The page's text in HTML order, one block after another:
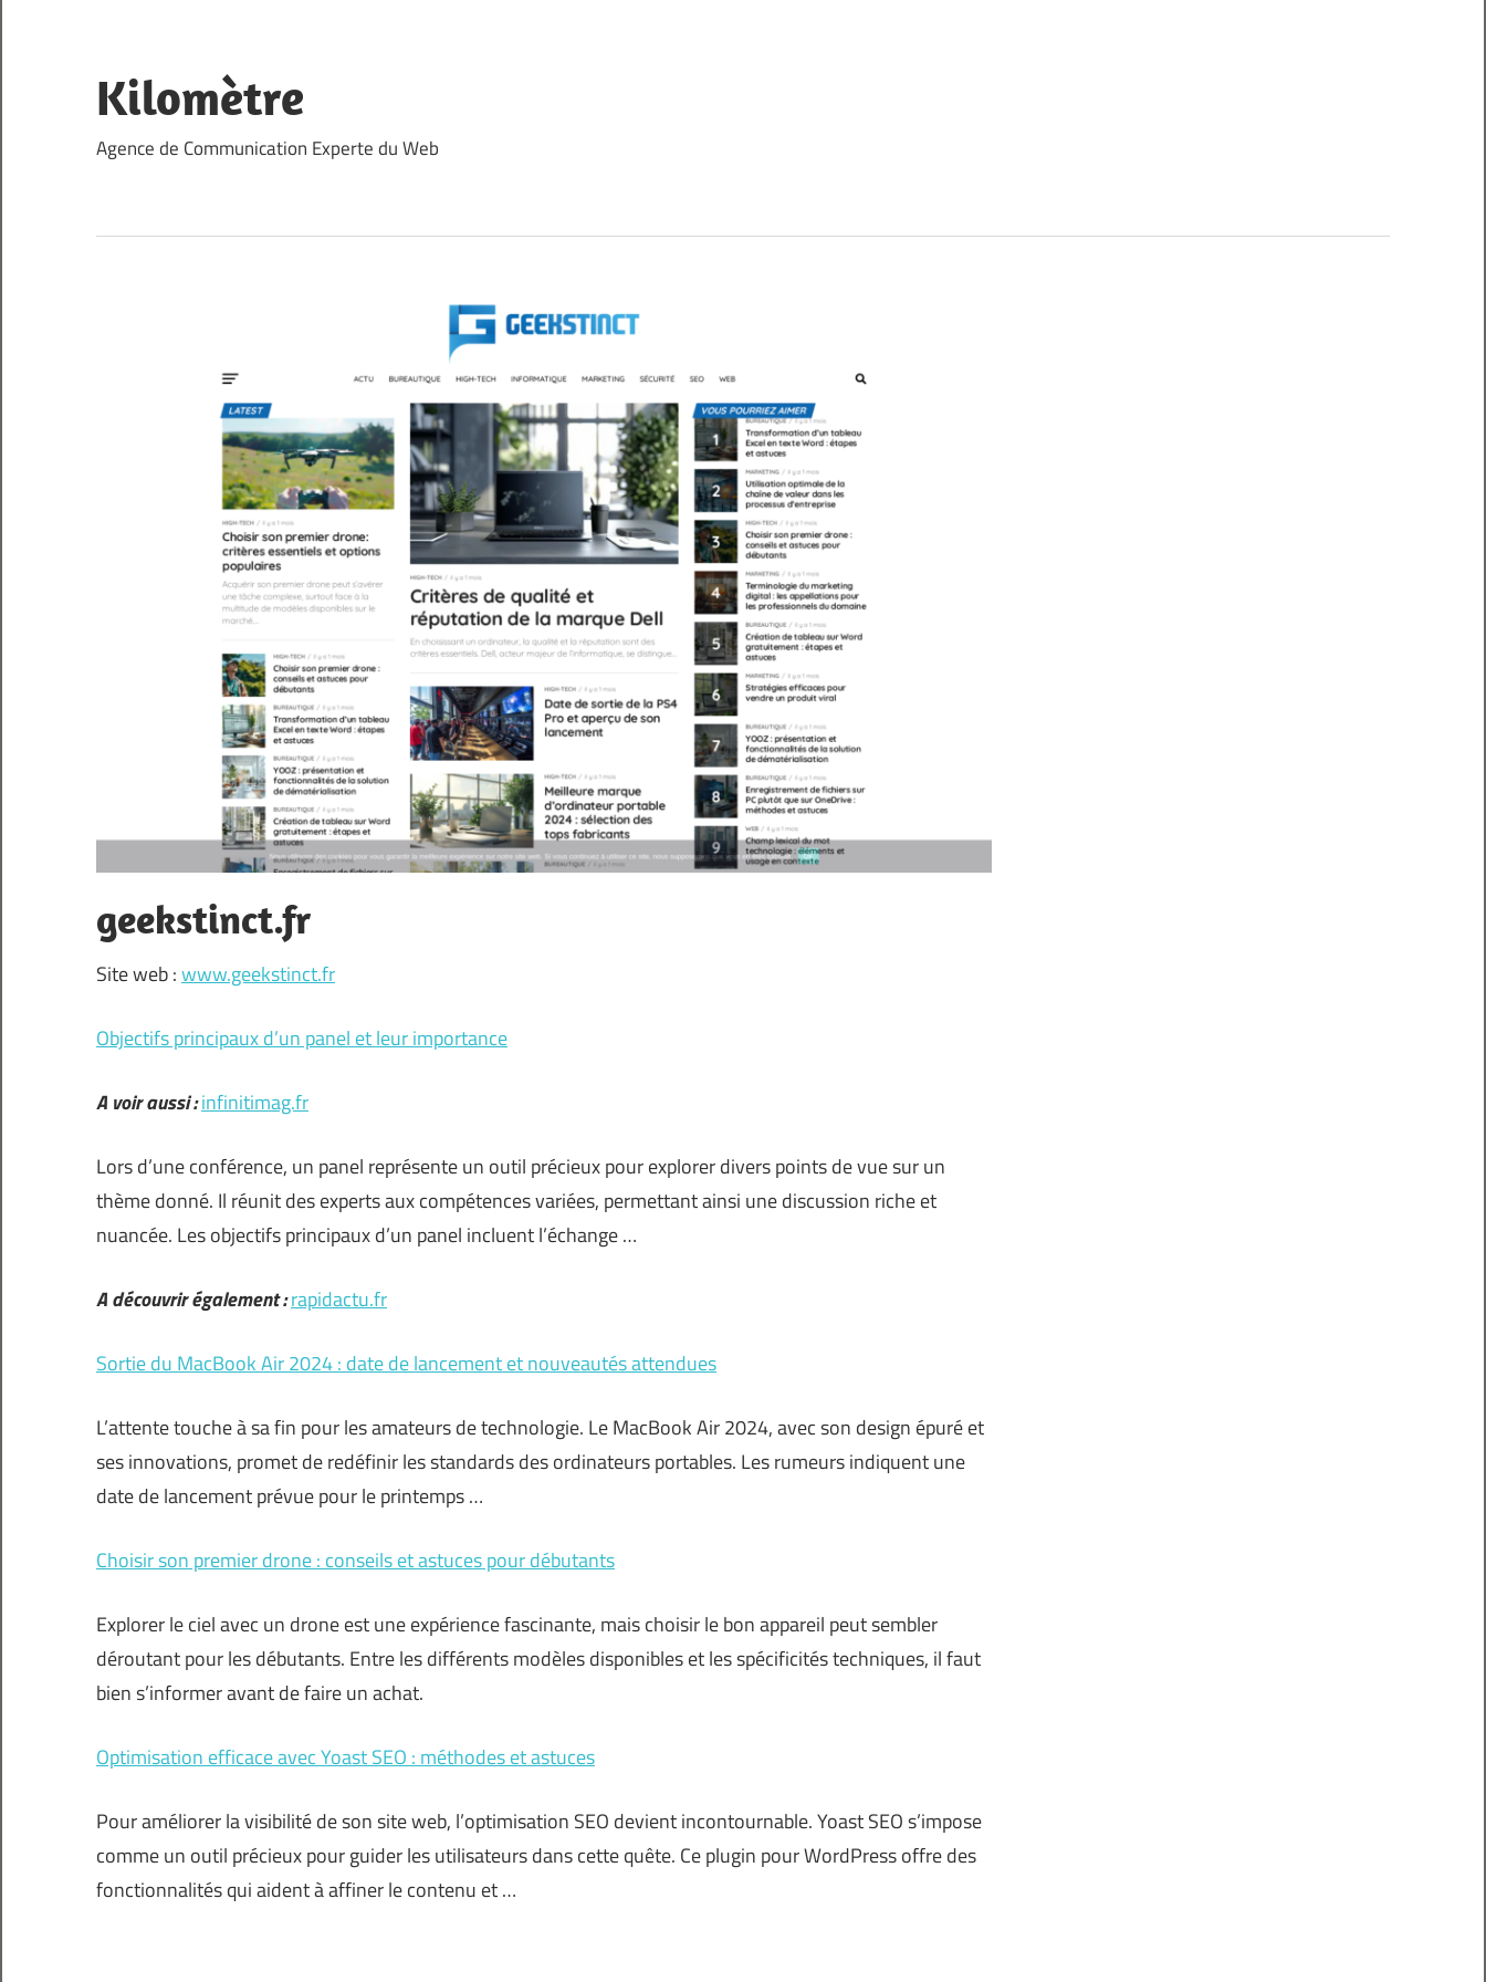
content
Kilomètre
Agence de Communication Experte du Web
geekstinct.fr
Site web :www.geekstinct.fr
Objectifs principaux d’un panel et leur importance
A voir aussi :infinitimag.fr
Lors d’une conférence, un panel représente un outil précieux pour explorer divers points de vue sur un
thème donné. Il réunit des experts aux compétences variées, permettant ainsi une discussion riche et
nuancée. Les objectifs principaux d’un panel incluent l’échange …
A découvrir également :rapidactu.fr
Sortie du MacBook Air 2024 : date de lancement et nouveautés attendues
L’attente touche à sa fin pour les amateurs de technologie. Le MacBook Air 2024, avec son design épuré et
ses innovations, promet de redéfinir les standards des ordinateurs portables. Les rumeurs indiquent une
date de lancement prévue pour le printemps …
Choisir son premier drone : conseils et astuces pour débutants
Explorer le ciel avec un drone est une expérience fascinante, mais choisir le bon appareil peut sembler
déroutant pour les débutants. Entre les différents modèles disponibles et les spécificités techniques, il faut
bien s’informer avant de faire un achat.
Optimisation efficace avec Yoast SEO : méthodes et astuces
Pour améliorer la visibilité de son site web, l’optimisation SEO devient incontournable. Yoast SEO s’impose
comme un outil précieux pour guider les utilisateurs dans cette quête. Ce plugin pour WordPress offre des
fonctionnalités qui aident à affiner le contenu et …